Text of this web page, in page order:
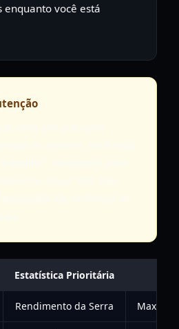
enquanto você está
Estatística Prioritária
Rendimento da Serra